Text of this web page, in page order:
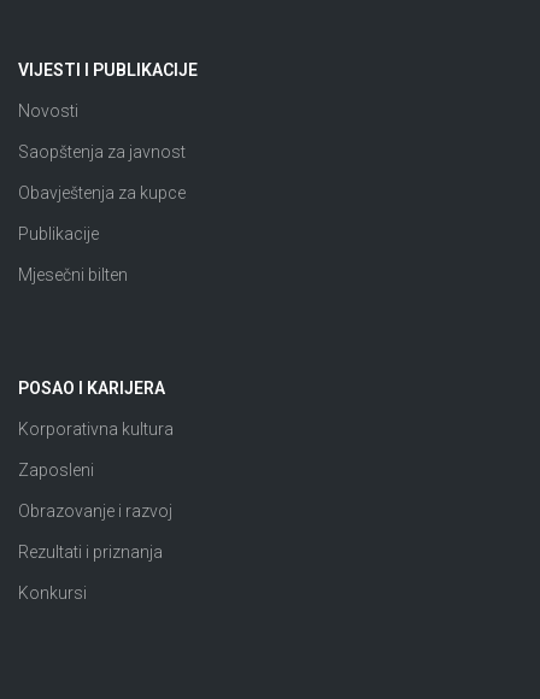
VIJESTI I PUBLIKACIJE
Novosti
Saopštenja za javnost
Obavještenja za kupce
Publikacije
Mjesečni bilten
POSAO I KARIJERA
Korporativna kultura
Zaposleni
Obrazovanje i razvoj
Rezultati i priznanja
Konkursi